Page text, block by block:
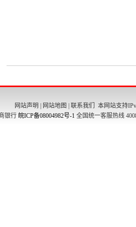
网站声明 网站地图 联系我们
本网站支持
银行 皖ICP备08004982号-1 全国统一客服热线